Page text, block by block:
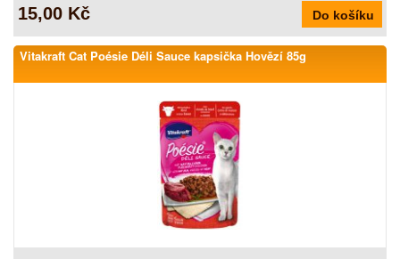
15,00 Kč
Vitakraft Cat Poésie Déli Sauce kapsička Hovězí 85g